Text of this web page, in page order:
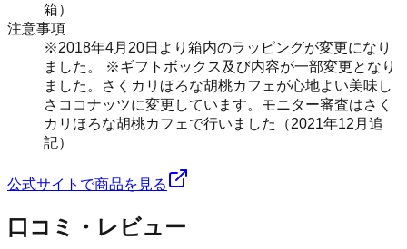
箱）
注意事項
※2018年4月20日より箱内のラッピングが変更になり
ました。 ※ギフトボックス及び内容が一部変更となり
ました。さくカリほろな胡桃カフェが心地よい美味し
さココナッツに変更しています。モニター審査はさく
カリほろな胡桃カフェで行いました（2021年12月追
記）
公式サイトで商品を見る
口コミ・レビュー